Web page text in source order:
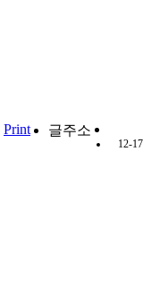
Print 글주소
12-17